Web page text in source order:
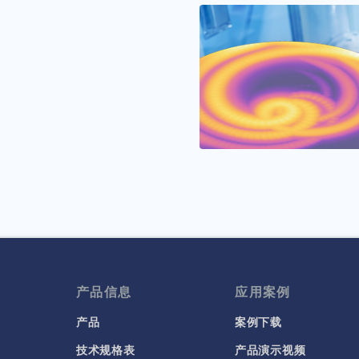
产品信息
产品
技术规格表
应用案例
案例下载
产品演示视频